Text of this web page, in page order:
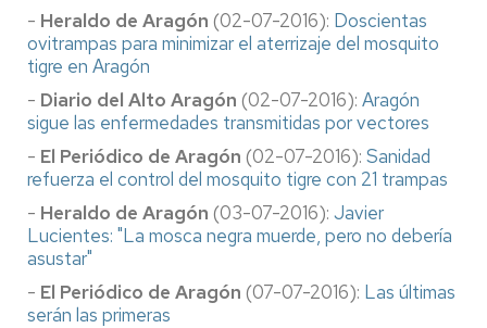
- Heraldo de Aragón (02-07-2016): Doscientas
ovitrampas para minimizar el aterrizaje del mosquito
tigre en Aragón
- Diario del Alto Aragón (02-07-2016): Aragón
sigue las enfermedades transmitidas por vectores
- El Periódico de Aragón (02-07-2016): Sanidad
refuerza el control del mosquito tigre con 21 trampas
- Heraldo de Aragón (03-07-2016): Javier
Lucientes: "La mosca negra muerde, pero no debería
asustar"
- El Periódico de Aragón (07-07-2016): Las últimas
serán las primeras